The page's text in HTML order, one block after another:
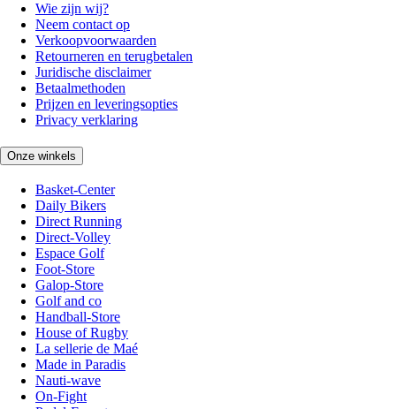
Wie zijn wij?
Neem contact op
Verkoopvoorwaarden
Retourneren en terugbetalen
Juridische disclaimer
Betaalmethoden
Prijzen en leveringsopties
Privacy verklaring
Onze winkels
Basket-Center
Daily Bikers
Direct Running
Direct-Volley
Espace Golf
Foot-Store
Galop-Store
Golf and co
Handball-Store
House of Rugby
La sellerie de Maé
Made in Paradis
Nauti-wave
On-Fight